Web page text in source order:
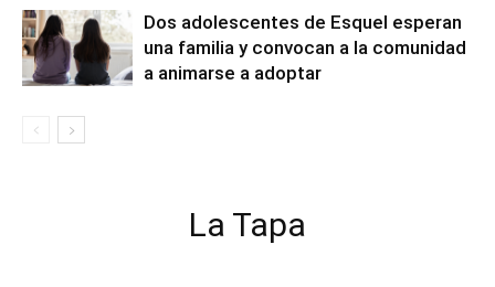
Dos adolescentes de Esquel esperan
una familia y convocan a la comunidad
a animarse a adoptar
La Tapa